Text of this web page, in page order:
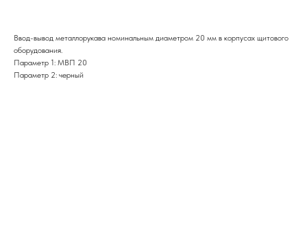
Ввод-вывод металлорукава номинальным диаметром 20 мм в корпусах щитового
оборудования.
Параметр 1: МВП 20
Параметр 2: черный